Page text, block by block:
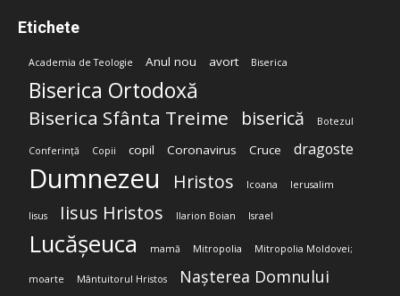
Etichete
Academia de Teologie Anul nou avort Biserica
Biserica Ortodoxă
Biserica Sfânta Treime biserică Botezul
Conferință Copii copil Coronavirus Cruce dragoste
Dumnezeu Hristos Icoana Ierusalim
Iisus Iisus Hristos Ilarion Boian Israel
Lucășeuca mamă Mitropolia Mitropolia Moldovei;
moarte Mântuitorul Hristos Nașterea Domnului